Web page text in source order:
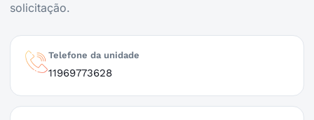
solicitação.
Telefone da unidade
11969773628